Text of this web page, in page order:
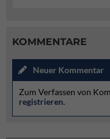
KOMMENTARE
Neuer Kommentar
Zum Verfassen von
registrieren.